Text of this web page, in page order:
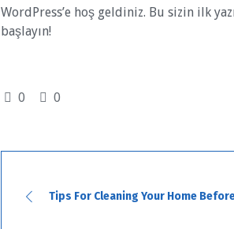
WordPress’e hoş geldiniz. Bu sizin ilk
başlayın!
0 0
Tips For Cleaning Your Home